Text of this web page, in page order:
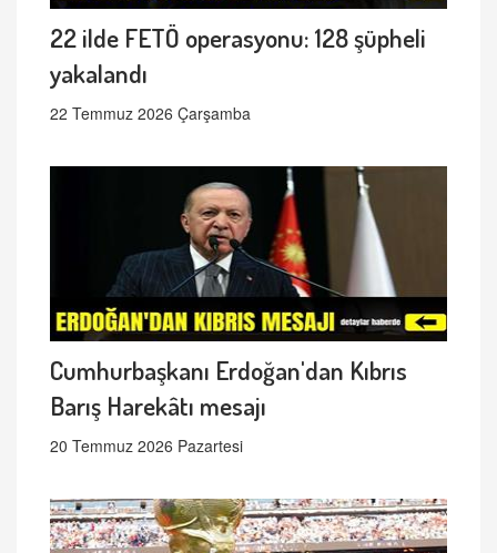
22 ilde FETÖ operasyonu: 128 şüpheli
yakalandı
22 Temmuz 2026 Çarşamba
Cumhurbaşkanı Erdoğan'dan Kıbrıs
Barış Harekâtı mesajı
20 Temmuz 2026 Pazartesi